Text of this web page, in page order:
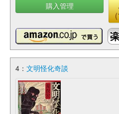
購入管理
(
4： 文明怪化奇談